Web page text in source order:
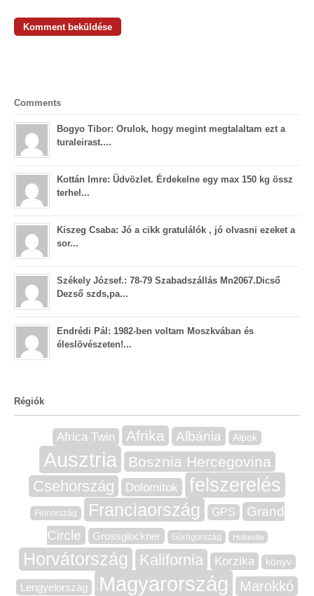
Comments
Bogyo Tibor: Orulok, hogy megint megtalaltam ezt a
turaleirast....
Kottán Imre: Üdvözlet. Érdekelne egy max 150 kg össz
terhel...
Kiszeg Csaba: Jó a cikk gratulálók , jó olvasni ezeket a
sor...
Székely József.: 78-79 Szabadszállás Mn2067.Dicső
Dezső szds,pa...
Endrédi Pál: 1982-ben voltam Moszkvában és
éleslövészeten!...
Régiók
Africa Twin Afrika Albánia Alpok
Ausztria Bosznia Hercegovina
Csehország Dolomitok felszerelés
Finnország Franciaország GPS
Grand
Circle
Grossglockner Görögország Hollandia
Horvátország Kalifornia Korzika könyv
Lengyelország Magyarország Marokkó